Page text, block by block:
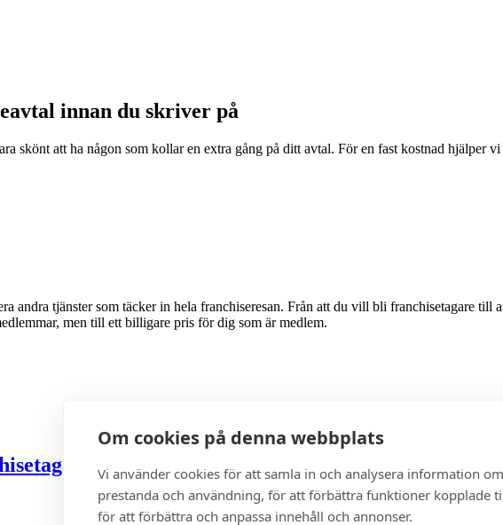
Om cookies på denna webbplats
Vi använder cookies för att samla in och analysera information
prestanda och användning, för att förbättra funktioner kopplade
för att förbättra och anpassa innehåll och annonser.
innan du skriver på
skönt att ha någon som kollar en extra gång på ditt avtal. För en fast kostnad hjälper
andra tjänster som täcker in hela franchiseresan. Från att du vill bli franchisetagare
men till ett billigare pris för dig som är medlem.